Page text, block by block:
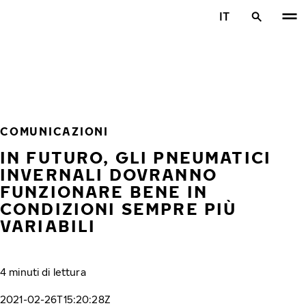
IT
COMUNICAZIONI
IN FUTURO, GLI PNEUMATICI
INVERNALI DOVRANNO
FUNZIONARE BENE IN
CONDIZIONI SEMPRE PIÙ
VARIABILI
4 minuti di lettura
2021-02-26T15:20:28Z